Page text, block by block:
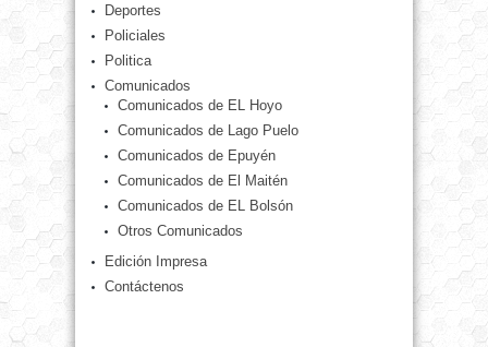
Deportes
Policiales
Politica
Comunicados
Comunicados de EL Hoyo
Comunicados de Lago Puelo
Comunicados de Epuyén
Comunicados de El Maitén
Comunicados de EL Bolsón
Otros Comunicados
Edición Impresa
Contáctenos